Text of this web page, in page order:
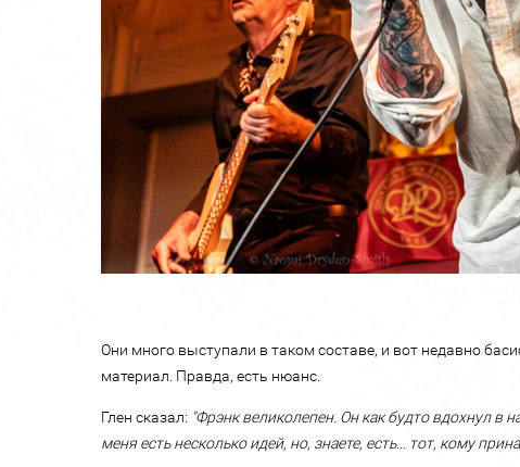
Они много выступали в таком составе, и вот недавно
материал. Правда, есть нюанс.
Глен сказал: "Фрэнк великолепен. Он как будто вдохнул в
меня есть несколько идей, но, знаете, есть... тот, кому